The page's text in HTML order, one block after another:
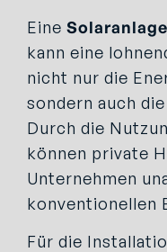
Eine
kann eine
nicht nur die
sondern auch
Durch die
können private
Unternehmen
konventionellen
Für die